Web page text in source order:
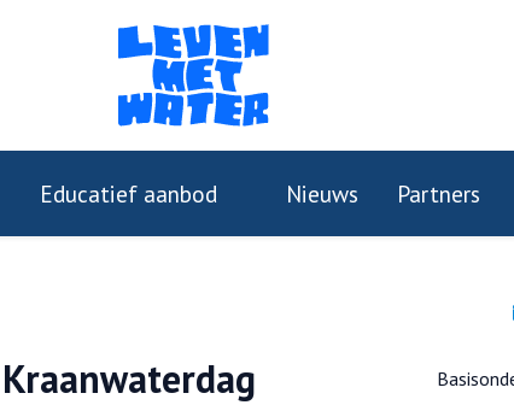
Educatief aanbod Nieuws Partners